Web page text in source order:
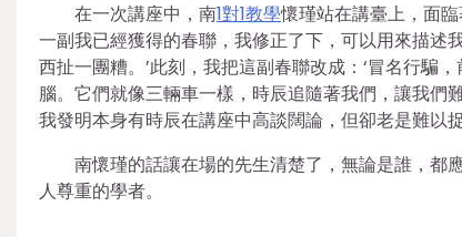
在一次講座中，南1對1教學懷瑾站在講臺上，面
一副我已經獲得的春聯，我修正了下，可以用來描述
西扯一團糟。’此刻，我把這副春聯改成：‘冒名行騙
腦。它們就像三輛車一樣，時辰追隨著我們，讓我們
我發明本身有時辰在講座中高談闊論，但卻老是難以
南懷瑾的話讓在場的先生清楚了，無論是誰，都
人尊重的學者。